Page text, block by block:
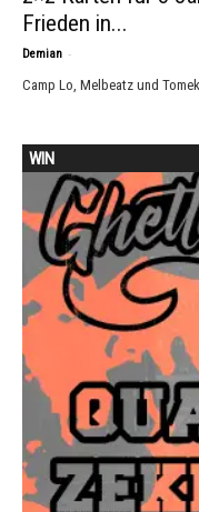
Frieden in...
Demian -
Camp Lo, Melbeatz und
WIN